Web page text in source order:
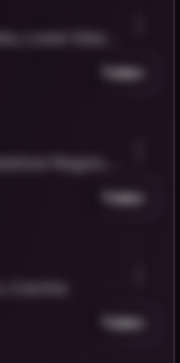
Lower Silesia
Teilen
Region, T
Teilen
Czechia
Teilen